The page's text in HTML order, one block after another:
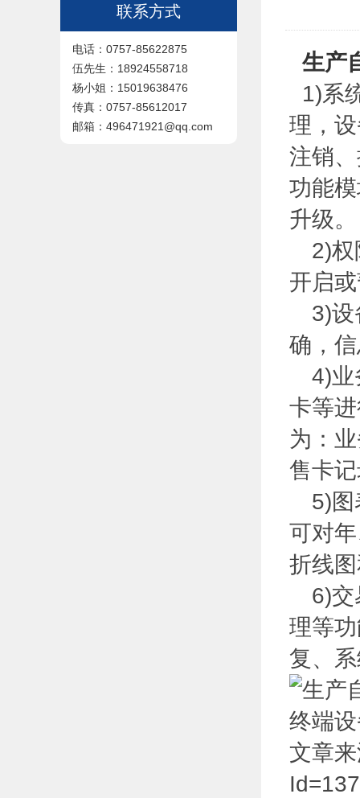
联系方式
电话：0757-85622875
伍先生：18924558718
杨小姐：15019638476
传真：0757-85612017
邮箱：496471921@qq.com
生产
1)系
理，
注销
功能
升级。
2)权
开启
3)设
确，
4)业
卡等
为：
售卡
5)图
可对
折线
6)交
理等
复、
文章